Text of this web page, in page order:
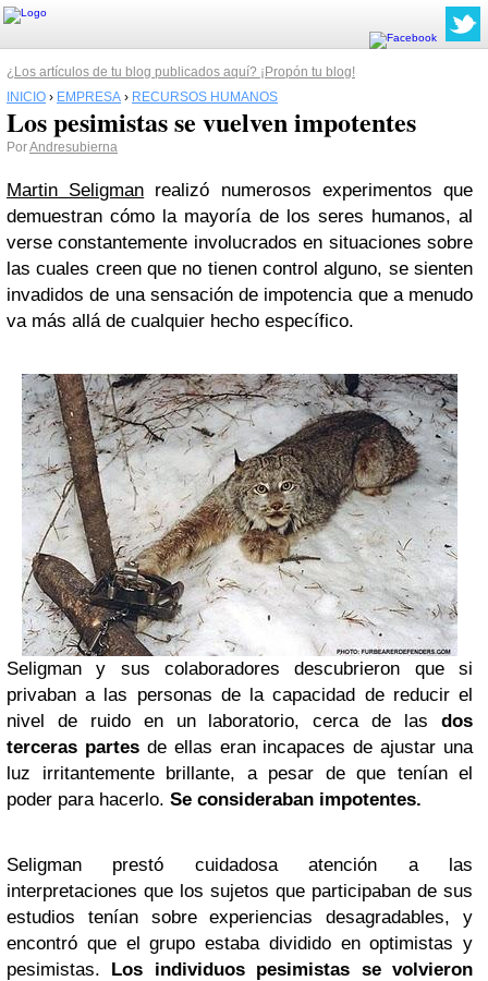
¿Los artículos de tu blog publicados aquí? ¡Propón tu blog!
INICIO › EMPRESA › RECURSOS HUMANOS
Los pesimistas se vuelven impotentes
PorAndresubierna
Martin Seligman realizó numerosos experimentos que
demuestran cómo la mayoría de los seres humanos, al
verse constantemente involucrados en situaciones sobre
las cuales creen que no tienen control alguno, se sienten
invadidos de una sensación de impotencia que a menudo
va más allá de cualquier hecho específico.
Seligman y sus colaboradores descubrieron que si
privaban a las personas de la capacidad de reducir el
nivel de ruido en un laboratorio, cerca de las dos
terceras partesde ellas eran incapaces de ajustar una
luz irritantemente brillante, a pesar de que tenían el
poder para hacerlo. Se consideraban impotentes.
Seligman prestó cuidadosa atención a las
interpretaciones que los sujetos que participaban de sus
estudios tenían sobre experiencias desagradables, y
encontró que el grupo estaba dividido en optimistas y
pesimistas. Los individuos pesimistas se volvieron